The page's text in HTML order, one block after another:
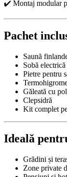
✔️ Montaj modular
Pachet
Saună
Sobă
Pietre pentru
Găleată cu
Clepsidră
Kit complet
Ideală
Grădini și
Zone private